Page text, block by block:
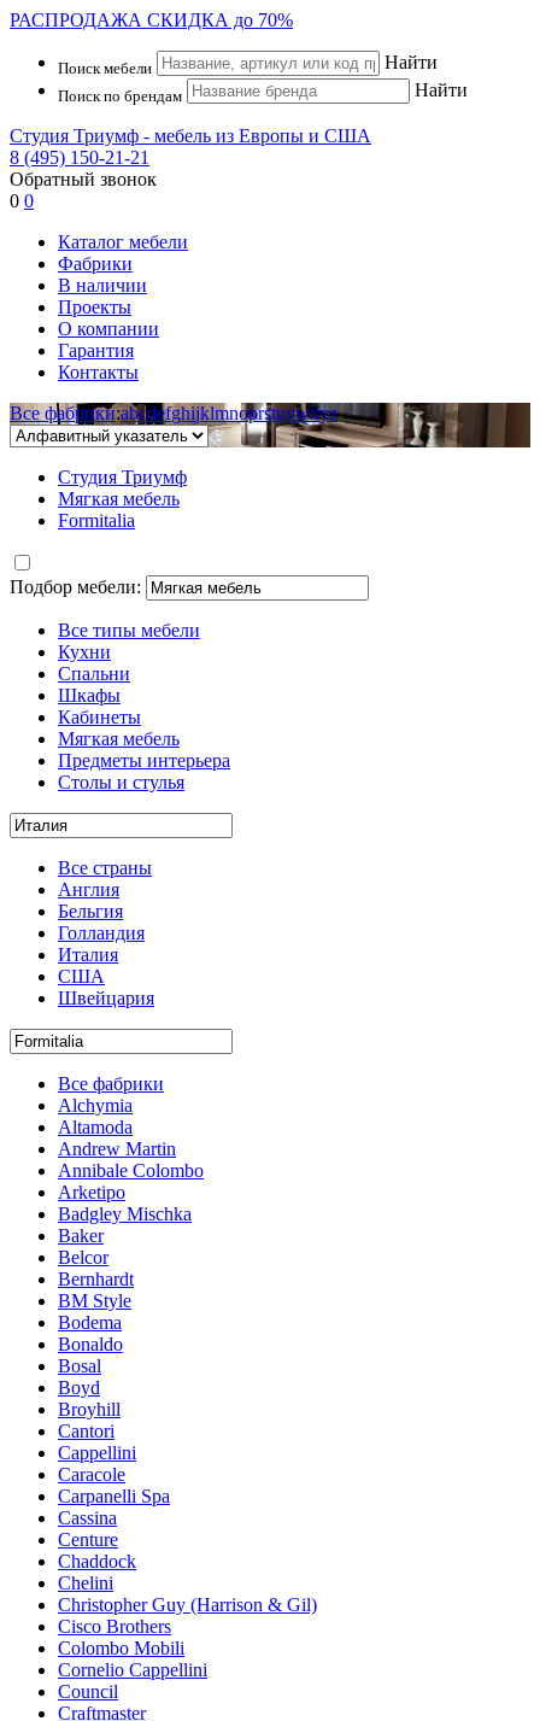
РАСПРОДАЖА СКИДКА до 70%
Поиск мебели Найти
Поиск по брендам Найти
Студия Триумф - мебель из Европы и США
8 (495) 150-21-21
Обратный звонок
0 0
Каталог мебели
Фабрики
В наличии
Проекты
О компании
Гарантия
Контакты
Все фабрики:abcdefghijklmnoprstuvwxyz
Студия Триумф
Мягкая мебель
Formitalia
Подбор мебели:
Все типы мебели
Кухни
Спальни
Шкафы
Кабинеты
Мягкая мебель
Предметы интерьера
Столы и стулья
Все страны
Англия
Бельгия
Голландия
Италия
США
Швейцария
Все фабрики
Alchymia
Altamoda
Andrew Martin
Annibale Colombo
Arketipo
Badgley Mischka
Baker
Belcor
Bernhardt
BM Style
Bodema
Bonaldo
Bosal
Boyd
Broyhill
Cantori
Cappellini
Caracole
Carpanelli Spa
Cassina
Centure
Chaddock
Chelini
Christopher Guy (Harrison & Gil)
Cisco Brothers
Colombo Mobili
Cornelio Cappellini
Council
Craftmaster